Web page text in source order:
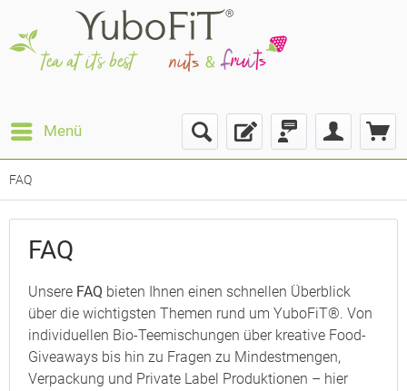
Menü
FAQ
FAQ
Unsere FAQ bieten Ihnen einen schnellen Überblick
über die wichtigsten Themen rund um YuboFiT®. Von
individuellen Bio-Teemischungen über kreative Food-
Giveaways bis hin zu Fragen zu Mindestmengen,
Verpackung und Private Label Produktionen – hier